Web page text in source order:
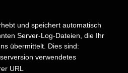
und speichert automatisch
Server-Log-Dateien, die Ihr
übermittelt. Dies sind:
verwendetes
URL